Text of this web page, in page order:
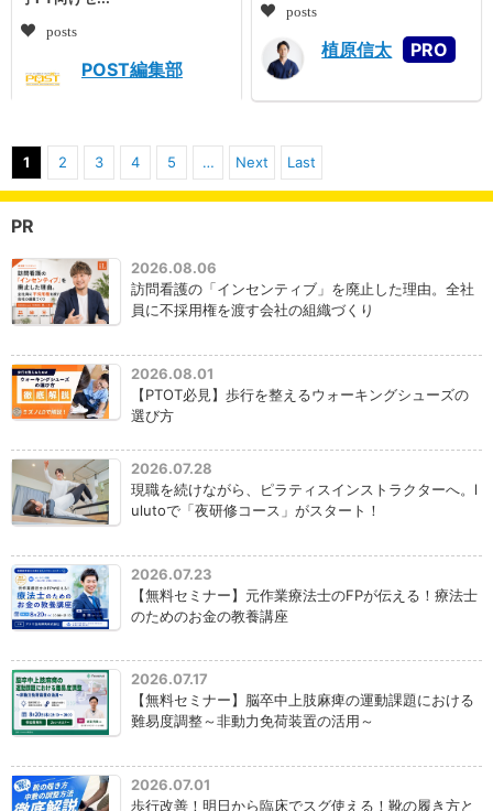
posts
POST編集部
posts
植原信太
1 2 3 4 5 … Next Last
PR
2026.08.06
訪問看護の「インセンティブ」を廃止した理由。全社
員に不採用権を渡す会社の組織づくり
2026.08.01
【PTOT必見】歩行を整えるウォーキングシューズの
選び方
2026.07.28
現職を続けながら、ピラティスインストラクターへ。l
ulutoで「夜研修コース」がスタート！
2026.07.23
【無料セミナー】元作業療法士のFPが伝える！療法士
のためのお金の教養講座
2026.07.17
【無料セミナー】脳卒中上肢麻痺の運動課題における
難易度調整～非動力免荷装置の活用～
2026.07.01
歩行改善！明日から臨床でスグ使える！靴の履き方と